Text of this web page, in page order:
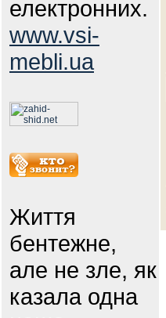
електронних.
www.vsi-
mebli.ua
Життя
бентежне,
але не зле, як
казала одна